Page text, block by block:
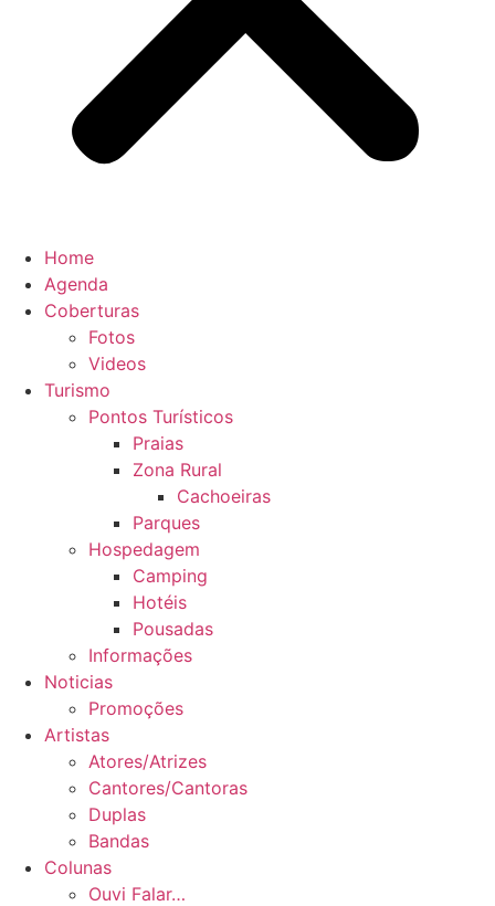
Home
Agenda
Coberturas
Fotos
Videos
Turismo
Pontos Turísticos
Praias
Zona Rural
Cachoeiras
Parques
Hospedagem
Camping
Hotéis
Pousadas
Informações
Noticias
Promoções
Artistas
Atores/Atrizes
Cantores/Cantoras
Duplas
Bandas
Colunas
Ouvi Falar…